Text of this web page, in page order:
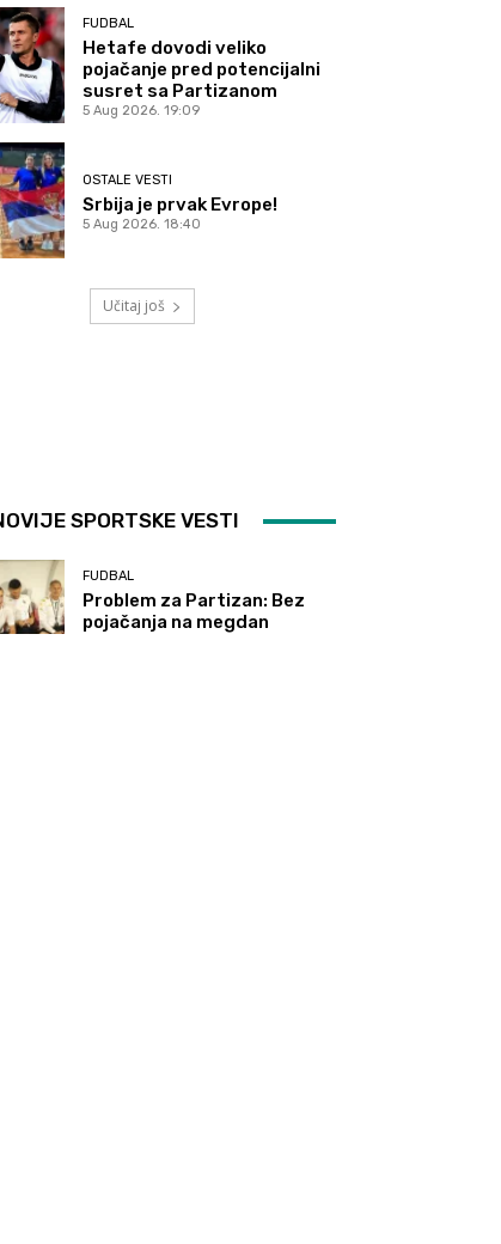
FUDBAL
Hetafe dovodi veliko
pojačanje pred potencijalni
susret sa Partizanom
5 Aug 2026. 19:09
OSTALE VESTI
Srbija je prvak Evrope!
5 Aug 2026. 18:40
Učitaj još